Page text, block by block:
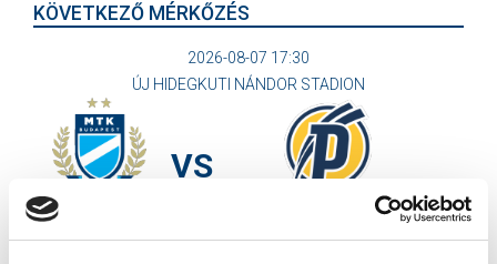
KÖVETKEZŐ MÉRKŐZÉS
2026-08-07 17:30
ÚJ HIDEGKUTI NÁNDOR STADION
MTK BUDAPEST
VS
PUSKÁS AKADÉMIA FC